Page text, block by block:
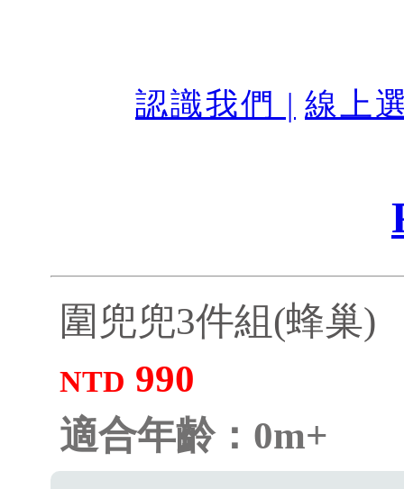
認識我們 | 線上
圍兜兜3件組(蜂巢)
NTD 990
適合年齡：0m+